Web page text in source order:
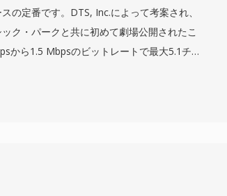
の定番です。DTS, Inc.によって考案され、
ク・パークと共に初めて劇場公開されたこ
から1.5 Mbpsのビットレートで最大5.1チャ
サラウンドサウンドを提供します。積極的
Audioは、24ビット/192 kHzまでのビ